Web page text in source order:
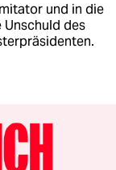
und in die
des